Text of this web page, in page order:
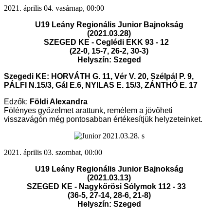
2021. április 04. vasárnap, 00:00
U19 Leány Regionális Junior Bajnokság
(2021.03.28)
SZEGED KE - Ceglédi EKK 93 - 12
(22-0, 15-7, 26-2, 30-3)
Helyszín: Szeged
Szegedi KE: HORVÁTH G. 11, Vér V. 20, Szélpál P. 9,
PÁLFI N.15/3, Gál E.6, NYILAS E. 15/3, ZÁNTHÓ E. 17
Edzők: Földi Alexandra
Fölényes győzelmet arattunk, remélem a jövőheti
visszavágón még pontosabban értékesítjük helyzeteinket.
2021. április 03. szombat, 00:00
U19 Leány Regionális Junior Bajnokság
(2021.03.13)
SZEGED KE - Nagykőrösi Sólymok 112 - 33
(36-5, 27-14, 28-6, 21-8)
Helyszín: Szeged